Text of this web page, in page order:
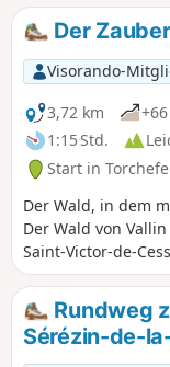
Der
Visorando-
3,72 km
1:15 Std.
Start in
Der Wald, in dem
Der Wald von
Saint-Victor-de-
Legende nach von
Templern besucht,
Kräfte nutzen
im Wald sollen
Rundweg
Sérézin-de-